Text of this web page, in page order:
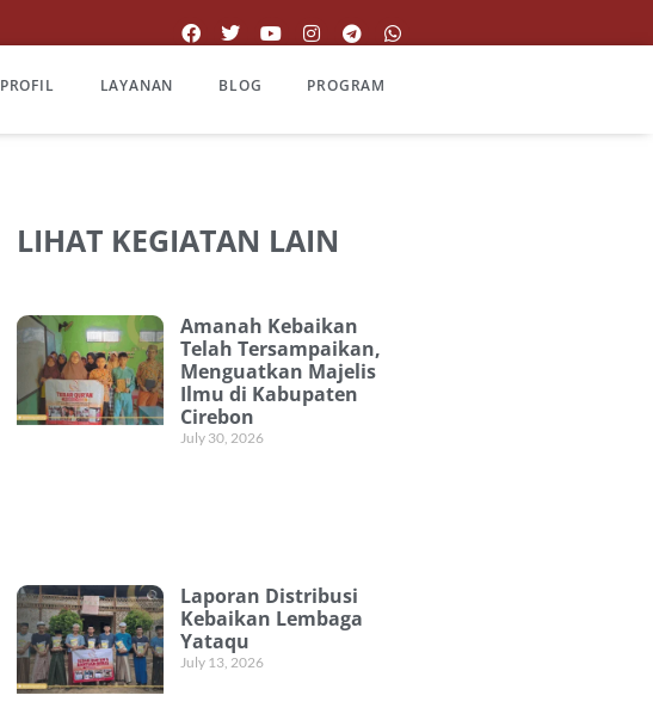
PROFIL LAYANAN BLOG PROGRAM
LIHAT KEGIATAN LAIN
Amanah Kebaikan
Telah Tersampaikan,
Menguatkan Majelis
Ilmu di Kabupaten
Cirebon
July 30, 2026
Laporan Distribusi
Kebaikan Lembaga
Yataqu
July 13, 2026